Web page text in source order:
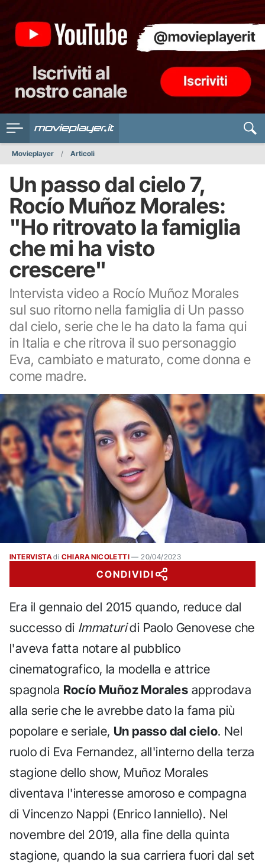
Movieplayer Articoli
Un passo dal cielo 7,
Rocío Muñoz Morales:
"Ho ritrovato la famiglia
che mi ha visto
crescere"
Intervista video a Rocío Muñoz Morales
sul suo ritorno nella famiglia di Un passo
dal cielo, serie che le ha dato la fama qui
in Italia e che ritrova il suo personaggio
Eva, cambiato e maturato, come donna e
come madre.
INTERVISTAdi CHIARA NICOLETTI —20/04/2023
CONDIVIDI
Era il gennaio del 2015 quando, reduce dal
successo di Immaturidi Paolo Genovese che
l'aveva fatta notare al pubblico
cinematografico, la modella e attrice
spagnola Rocío Muñoz Morales approdava
alla serie che le avrebbe dato la fama più
popolare e seriale, Un passo dal cielo. Nel
ruolo di Eva Fernandez, all'interno della terza
stagione dello show, Muñoz Morales
diventava l'interesse amoroso e compagna
di Vincenzo Nappi (Enrico Ianniello). Nel
novembre del 2019, alla fine della quinta
stagione, quando la sua carriera fuori dal set